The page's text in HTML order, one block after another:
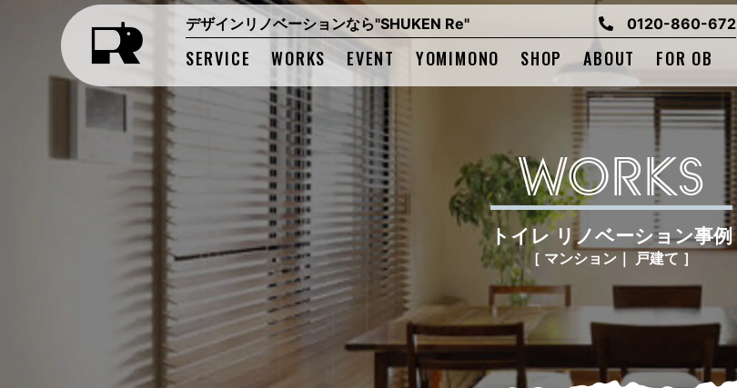
デザインリノベーションなら"SHUKEN Re" 0120-860-672
SERVICE WORKS EVENT YOMIMONO SHOP ABOUT FOR OB
WORKS
トイレ リノベーション事例
［ マンション｜ 戸建て ］